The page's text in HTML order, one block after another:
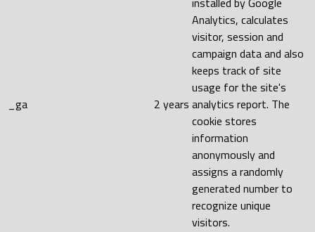
_ga 2 years
Analytics, calculates
visitor, session and
campaign data and also
keeps track of site
usage for the site's
analytics report. The
cookie stores
information
anonymously and
assigns a randomly
generated number to
recognize unique
visitors.